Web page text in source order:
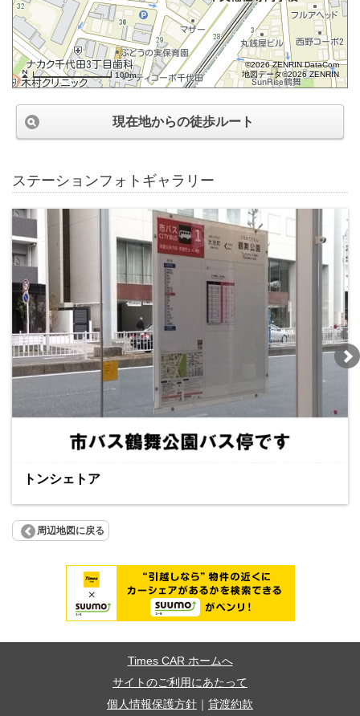
100m
©2026 ZENRIN DataCom
地図データ©2026 ZENRIN
現在地からの徒歩ルート
ステーションフォトギャラリー
トンシェトア
周辺地図に戻る
Times CAR ホームへ
サイトのご利用にあたって
個人情報保護方針
貸渡約款